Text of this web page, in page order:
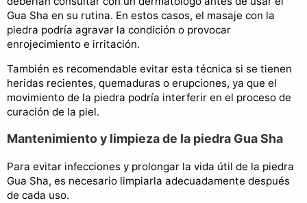
Gua Sha en su rutina. En estos casos, el masaje con la
piedra podría agravar la condición o provocar
enrojecimiento e irritación.
También es recomendable evitar esta técnica si se tienen
heridas recientes, quemaduras o erupciones, ya que el
movimiento de la piedra podría interferir en el proceso de
curación de la piel.
Mantenimiento y limpieza de la piedra Gua Sha
Para evitar infecciones y prolongar la vida útil de la piedra
Gua Sha, es necesario limpiarla adecuadamente después
de cada uso.